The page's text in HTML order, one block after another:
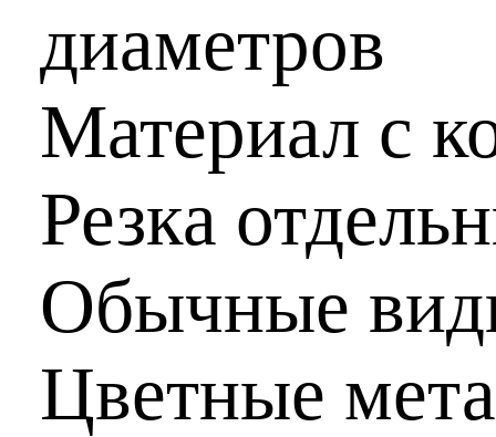
диаметров
Материал с
Резка
Обычные
Цветные